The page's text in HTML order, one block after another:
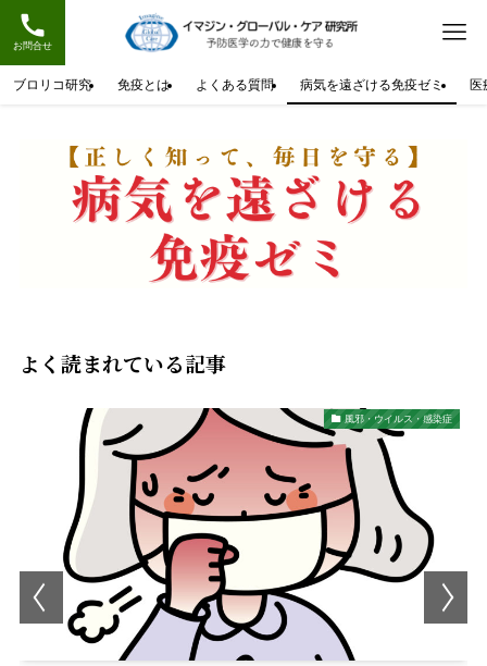
お問合せ
ブロリコ研究 免疫とは よくある質問 病気を遠ざける免疫ゼミ 医
よく読まれている記事
風邪・ウイルス・感染症